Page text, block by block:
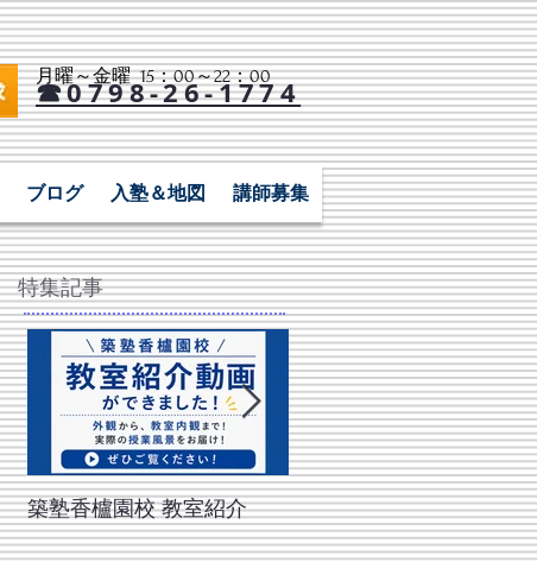
☎0798-26-1774
ブログ 入塾＆地図 講師募集
月曜～金曜 15：00～22：00​
特集記事
築塾香櫨園校 教室紹介
【2026年 夏の陣】中学3年
生 夏の陣！5教科30時間